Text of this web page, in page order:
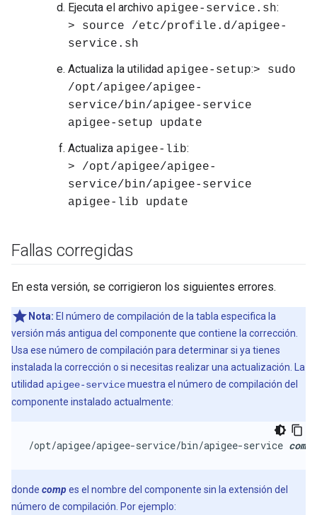
Ejecuta el archivo apigee-service.sh:
> source /etc/profile.d/apigee-
service.sh
Actualiza la utilidad apigee-setup:> sudo
/opt/apigee/apigee-
service/bin/apigee-service
apigee-setup update
Actualiza apigee-lib:
> /opt/apigee/apigee-
service/bin/apigee-service
apigee-lib update
Fallas corregidas
En esta versión, se corrigieron los siguientes errores.
Nota: El número de compilación de la tabla especifica la
versión más antigua del componente que contiene la corrección.
Usa ese número de compilación para determinar si ya tienes
instalada la corrección o si necesitas realizar una actualización. La
utilidad apigee-servicemuestra el número de compilación del
componente instalado actualmente:
/opt/apigee/apigee-service/bin/apigee-service comp
donde compes el nombre del componente sin la extensión del
número de compilación. Por ejemplo: